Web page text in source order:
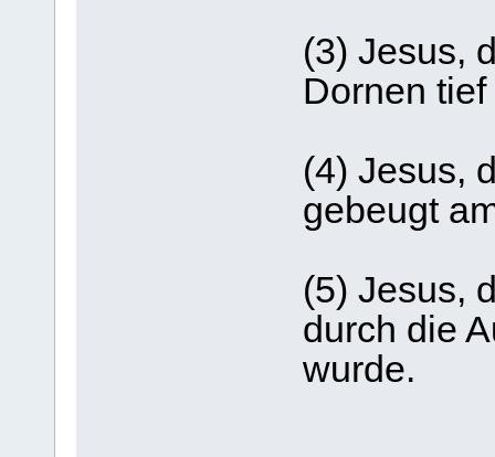
(3) Jesus,
Dornen
(4) Jesus,
gebeugt
(5) Jesus,
durch die
wurde.